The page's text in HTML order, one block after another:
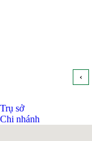
‹
Trụ sở
Chi nhánh